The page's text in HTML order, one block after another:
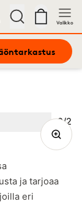
Valikko
ja tarjoaa
eri
Kuva
2/2
image)